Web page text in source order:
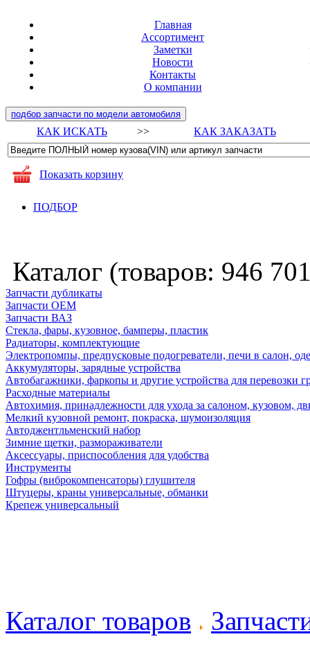
Главная
Ассортимент
Заметки
Новости
Контакты
О компании
подбор запчасти по модели автомобиля
КАК ИСКАТЬ >> КАК ЗАКАЗАТЬ
Показать корзину
ПОДБОР
Каталог (товаров: 946
Запчасти дубликаты
Запчасти ОЕМ
Запчасти ВАЗ
Стекла, фары, кузовное, бамперы, пластик
Радиаторы, комплектующие
Электропомпы, предпусковые подогреватели, печи в салон,
Аккумуляторы, зарядные устройства
Автобагажники, фаркопы и другие устройства для перевозки
Расходные материалы
Автохимия, принадлежности для ухода за салоном, кузовом,
Мелкий кузовной ремонт, покраска, шумоизоляция
Автоджентльменский набор
Зимние щетки, размораживатели
Аксессуары, приспособления для удобства
Инструменты
Гофры (виброкомпенсаторы) глушителя
Штуцеры, краны универсальные, обманки
Крепеж универсальный
Каталог товаров